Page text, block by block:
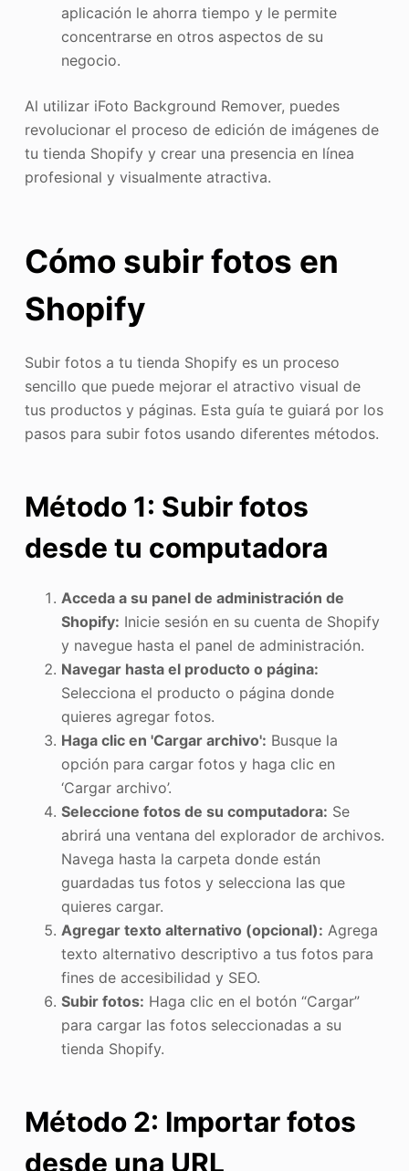
aplicación le ahorra tiempo y le permite
concentrarse en otros aspectos de su
negocio.
Al utilizar iFoto Background Remover, puedes
revolucionar el proceso de edición de imágenes de
tu tienda Shopify y crear una presencia en línea
profesional y visualmente atractiva.
Cómo subir fotos en
Shopify
Subir fotos a tu tienda Shopify es un proceso
sencillo que puede mejorar el atractivo visual de
tus productos y páginas. Esta guía te guiará por los
pasos para subir fotos usando diferentes métodos.
Método 1: Subir fotos
desde tu computadora
Acceda a su panel de administración de
Shopify: Inicie sesión en su cuenta de Shopify
y navegue hasta el panel de administración.
Navegar hasta el producto o página:
Selecciona el producto o página donde
quieres agregar fotos.
Haga clic en 'Cargar archivo': Busque la
opción para cargar fotos y haga clic en
‘Cargar archivo’.
Seleccione fotos de su computadora: Se
abrirá una ventana del explorador de archivos.
Navega hasta la carpeta donde están
guardadas tus fotos y selecciona las que
quieres cargar.
Agregar texto alternativo (opcional): Agrega
texto alternativo descriptivo a tus fotos para
fines de accesibilidad y SEO.
Subir fotos: Haga clic en el botón “Cargar”
para cargar las fotos seleccionadas a su
tienda Shopify.
Método 2: Importar fotos
desde una URL